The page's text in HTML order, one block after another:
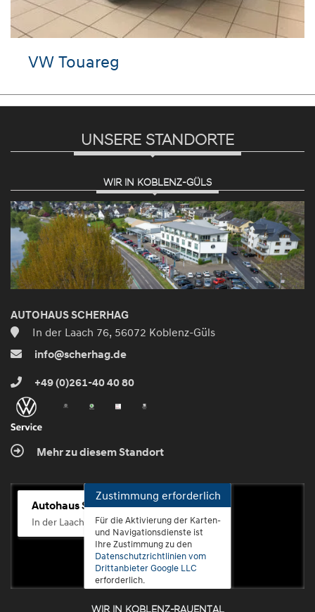
Touareg
UNSERE STANDORTE
WIR IN KOBLENZ-GÜLS
AUTOHAUS SCHERHAG
In der Laach 76, 56072 Koblenz-Güls
info@scherhag.de
+49 (0)261-40 40 80
Mehr zu diesem Standort
Autohaus Scherhag
In der Laach 76, 56072 Koblenz-Güls
Zustimmung erforderlich
Für die Aktivierung der Karten-
und Navigationsdienste ist
Ihre Zustimmung zu den
Datenschutzrichtlinien vom
Drittanbieter Google LLC
erforderlich.
WIR IN KOBLENZ-RAUENTAL